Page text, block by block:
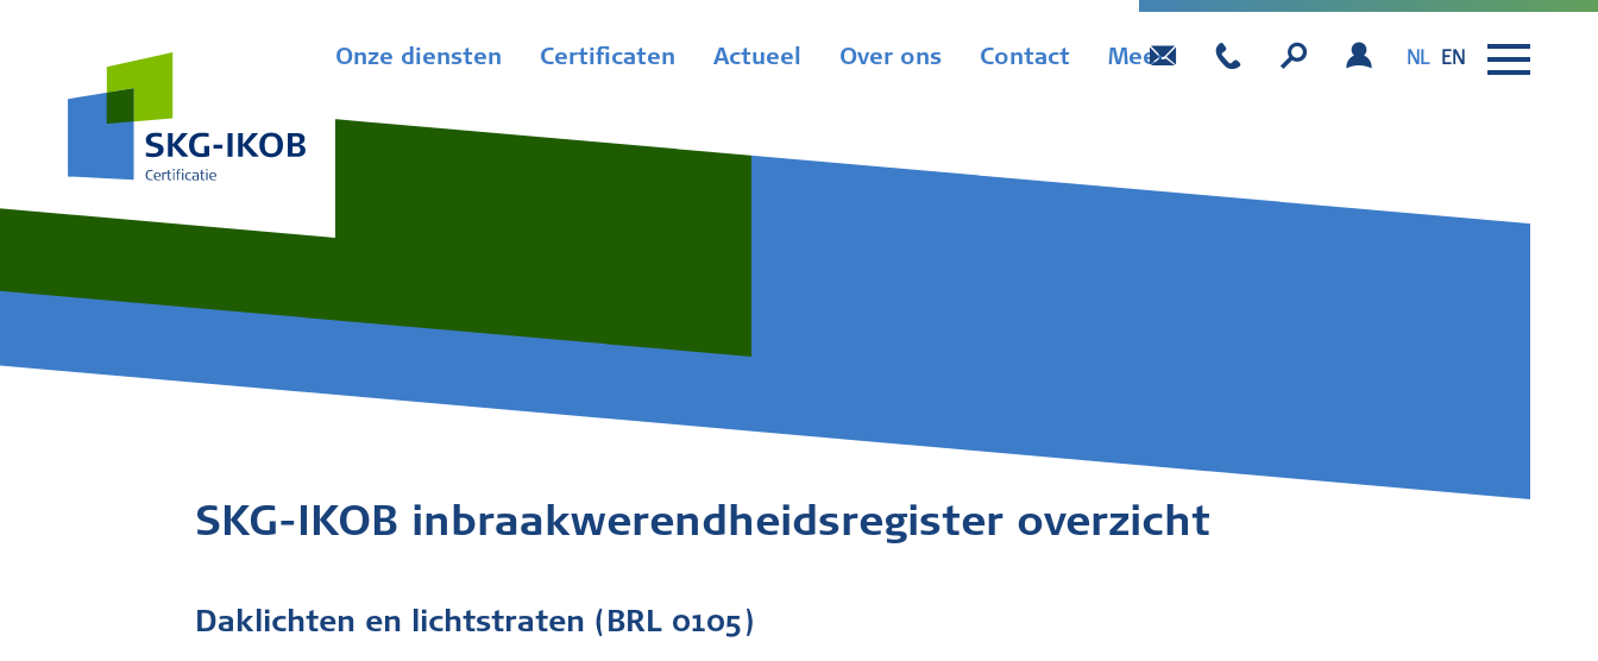
Onze diensten Certificaten Actueel Over ons Contact Meer NL EN
SKG-IKOB inbraakwerendheidsregister overzicht
Daklichten en lichtstraten (BRL 0105)